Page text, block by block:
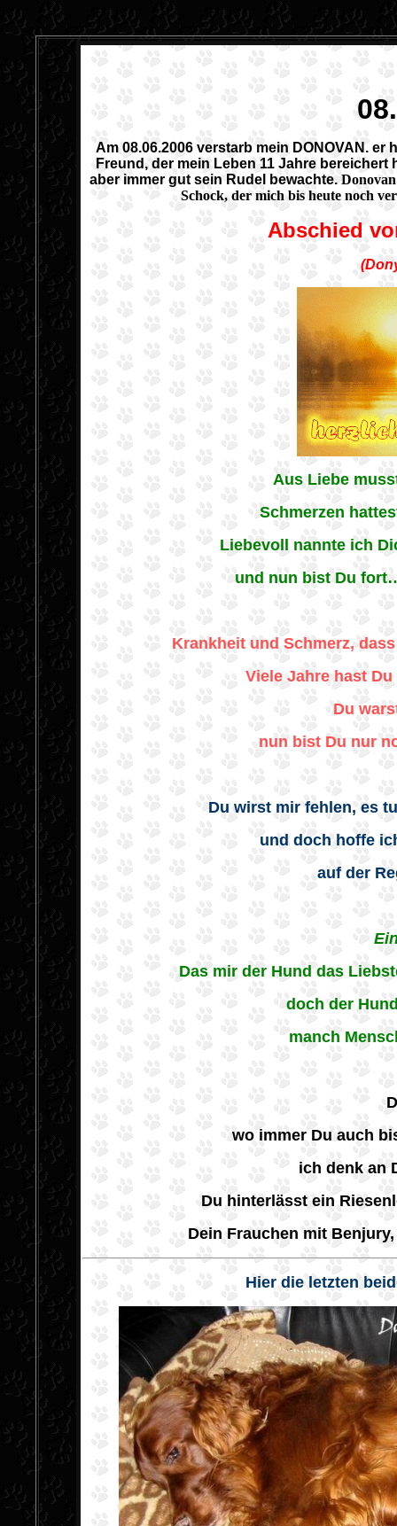
Am 08.06.2006 verstarb mein DONOVAN.
Freund, der mein Leben 11 Jahre
aber immer gut sein Rudel bewachte.
Schock, der mich bis heute noch
Abschied
Aus Liebe
Schmerzen
Liebevoll nannte ich
und nun bist Du
Krankheit und Schmerz,
Viele Jahre hast
Du
nun bist Du nur
Du wirst mir fehlen, es
und doch hoffe
auf der
Das mir der Hund das
doch der
manch
wo immer Du auch
ich denk an
Du hinterlässt ein
Dein Frauchen mit
Hier die letzten